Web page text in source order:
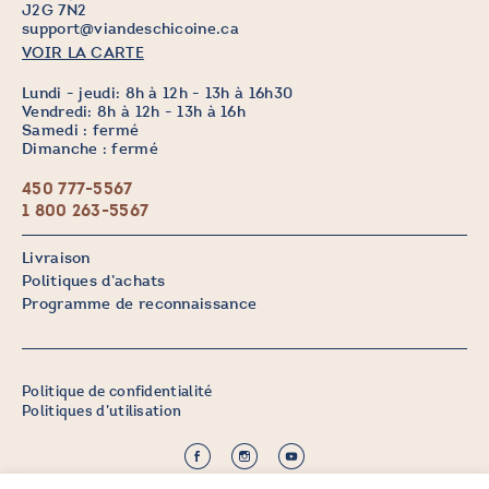
J2G 7N2
support@viandeschicoine.ca
VOIR LA CARTE
Lundi - jeudi: 8h à 12h - 13h à 16h30
Vendredi: 8h à 12h - 13h à 16h
Samedi : fermé
Dimanche : fermé
450 777-5567
1 800 263-5567
Livraison
Politiques d’achats
Programme de reconnaissance
Politique de confidentialité
Politiques d’utilisation